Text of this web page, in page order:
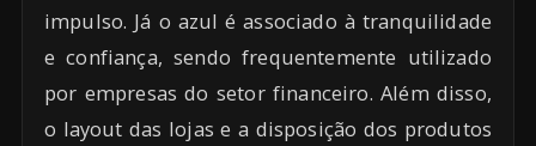
impulso. Já o azul é associado à tranquilidade
e confiança, sendo frequentemente utilizado
por empresas do setor financeiro. Além disso,
o layout das lojas e a disposição dos produtos